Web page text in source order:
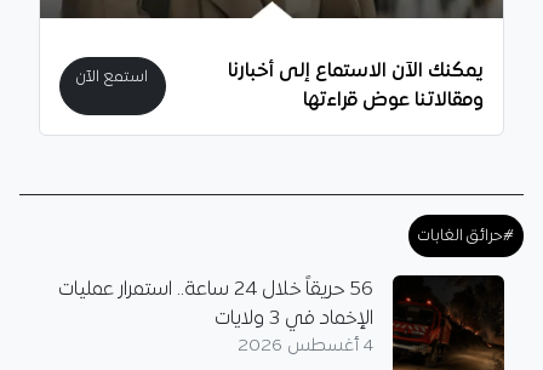
يمكنك الآن الاستماع إلى أخبارنا
ومقالاتنا عوض قراءتها
استمع الآن
#حرائق الغابات
56 حريقاً خلال 24 ساعة.. استمرار عمليات
الإخماد في 3 ولايات
4 أغسطس 2026